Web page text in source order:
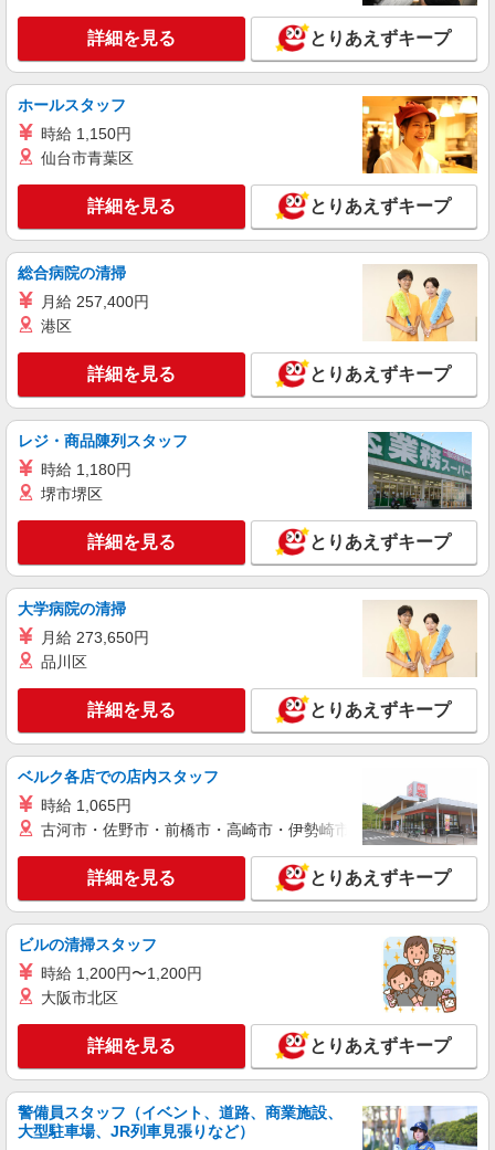
サン食品工業株式会社
未来のアスリートを「食」で育てる調理師／京
産大体育寮・月給28万・車通勤OK
月給280,000円〜300,000円 ※経験・能力を考
慮の上、決定します ※前職の給料も考慮します ※
【京都産業大学 津ノ国寮】 京都府京都市北区
上賀茂津ノ国町7-2 ・京都市営地下鉄烏丸線「北
大路駅」からバスで約15分 ・「京都産業大学前」
バス停下車 ※マイカー・バイク・自転車通勤
OK（駐車場あり） ※転居を伴う転勤はありませ
します！ 「京都で新しい生活を始めたい」そんな
あなたを全力でサポートします。
キープ 詳細を見る
株式会社魚国総本社
時給1,150円〜 ＊試用期間あり：2ヶ月（同条
件）
（たかがみねこども園） 京都府京都市北区鷹
峯土天井町53
キープ 詳細を見る
サン食品工業株式会社
学生寮での食堂スタッフ（夕食）
● 時給1,250円 夕食（20：00以降） ● 時
給1,150円 上記以外の時間帯 （8:00 〜
20：00）京都産業大学 津ノ国 （京都府京都市北区上賀
茂六段田町46－2） ※面接は寮にて行います。
キープ 詳細を見る
アルバイト パート
サン食品工業株式会社
大学フードコート内食堂での調理補助／美味し
い食事付き
時給1,130円
京都産業大学 真理館 フードコート内 （京都市
北区上賀茂本山459番地1） ・自転車・バイク通勤
可（駐車場完備）
キープ 詳細を見る
株式会社魚国総本社
老人ホーム内厨房での調理補助さん
時給1122円〜
京都府京都市北区小山西玄似町35
詳細を見る とりあえずキープ
ホールスタッフ
時給 1,150円
仙台市青葉区
詳細を見る とりあえずキープ
総合病院の清掃
月給 257,400円
港区
詳細を見る とりあえずキープ
レジ・商品陳列スタッフ
時給 1,180円
堺市堺区
詳細を見る とりあえずキープ
大学病院の清掃
月給 273,650円
品川区
詳細を見る とりあえずキープ
ベルク各店での店内スタッフ
時給 1,065円
古河市・佐野市・前橋市・高崎市・伊勢崎市・太田市・館林市
詳細を見る とりあえずキープ
ビルの清掃スタッフ
時給 1,200円〜1,200円
大阪市北区
詳細を見る とりあえずキープ
警備員スタッフ（イベント、道路、商業施設、
大型駐車場、JR列車見張りなど）